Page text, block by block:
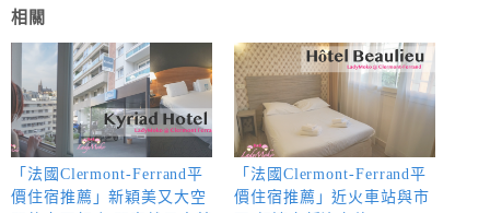
相關
「法國Clermont-Ferrand平
價住宿推薦」新穎美又大空
「法國Clermont-Ferrand平
價住宿推薦」近火車站與市